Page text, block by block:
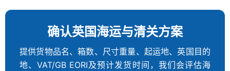
确认英国海运与清关方案
提供货物品名、箱数、尺寸重量、起运地、英国目的
地、VAT/GB EORI及预计发货时间，我们会评估海